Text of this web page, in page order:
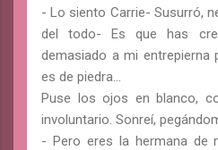
- Lo siento Carrie- Susurró,
del todo- Es que has
demasiado a mi
es de piedra…
Puse los ojos en blanco,
involuntario. Sonreí,
- Pero eres la hermana de